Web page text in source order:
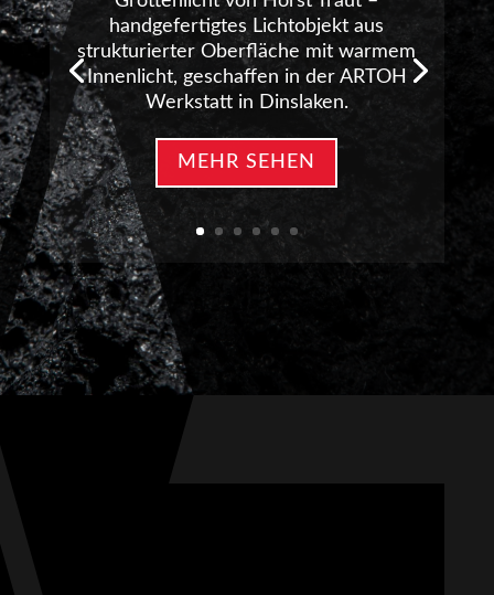
handgefertigtes Lichtobjekt aus
strukturierter Oberfläche mit warmem
Innenlicht, geschaffen in der ARTOH
Werkstatt in Dinslaken.
MEHR SEHEN